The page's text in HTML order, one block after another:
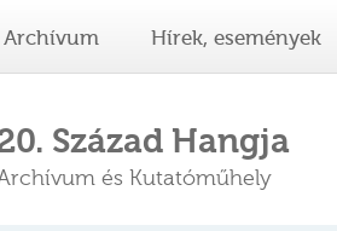
Archívum Hírek, események
Század Hangja
és Kutatóműhely